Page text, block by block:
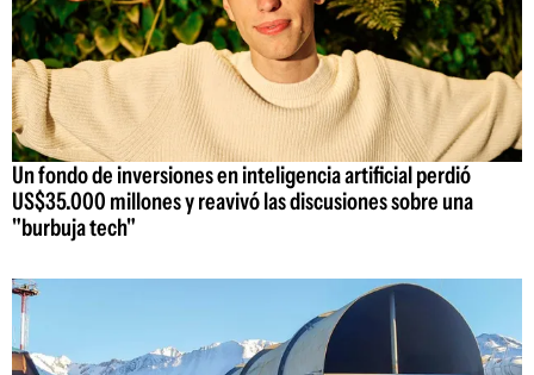
Un fondo de inversiones en inteligencia artificial perdió
US$35.000 millones y reavivó las discusiones sobre una
"burbuja tech"